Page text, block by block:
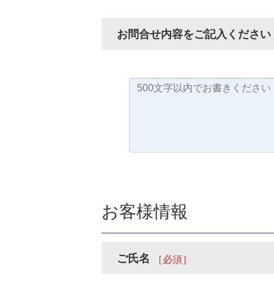
お問合せ内容をご記入ください
お客様情報
ご氏名 ［必須］